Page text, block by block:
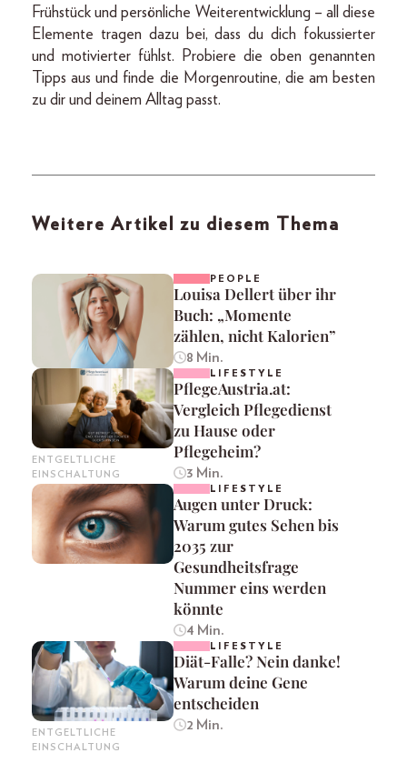
Frühstück und persönliche Weiterentwicklung – all diese
Elemente tragen dazu bei, dass du dich fokussierter
und motivierter fühlst. Probiere die oben genannten
Tipps aus und finde die Morgenroutine, die am besten
zu dir und deinem Alltag passt.
Weitere Artikel zu diesem Thema
PEOPLE
Louisa Dellert über ihr
Buch: „Momente
zählen, nicht Kalorien”
8 Min.
ENTGELTLICHE
EINSCHALTUNG
LIFESTYLE
PflegeAustria.at:
Vergleich Pflegedienst
zu Hause oder
Pflegeheim?
3 Min.
LIFESTYLE
Augen unter Druck:
Warum gutes Sehen bis
2035 zur
Gesundheitsfrage
Nummer eins werden
könnte
4 Min.
ENTGELTLICHE
EINSCHALTUNG
LIFESTYLE
Diät-Falle? Nein danke!
Warum deine Gene
entscheiden
2 Min.